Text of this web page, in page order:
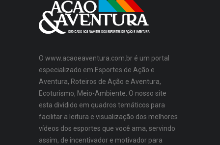
O www.acaoeaventura.com.br é um portal
especializado em Esportes de Ação e
Aventura, Roteiros de Ação e Aventura,
Ecoturismo, Meio-Ambiente. O nosso site
esta dividido em quadros temáticos para
facilitar a leitura e visualização dos melhores
vídeos dos esportes que você ama, servindo
assim, de incentivador e motivador para